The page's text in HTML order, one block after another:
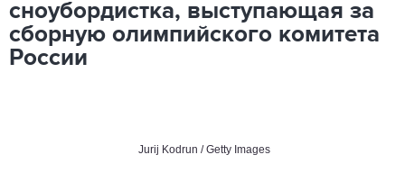
сноубордистка, выступающая за
сборную олимпийского комитета
России
Jurij Kodrun / Getty Images